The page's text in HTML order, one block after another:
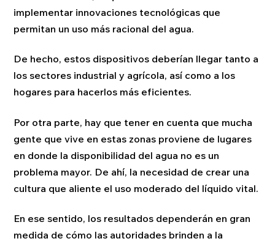
implementar innovaciones tecnológicas que
permitan un uso más racional del agua.
De hecho, estos dispositivos deberían llegar tanto a
los sectores industrial y agrícola, así como a los
hogares para hacerlos más eficientes.
Por otra parte, hay que tener en cuenta que mucha
gente que vive en estas zonas proviene de lugares
en donde la disponibilidad del agua no es un
problema mayor. De ahí, la necesidad de crear una
cultura que aliente el uso moderado del líquido vital.
En ese sentido, los resultados dependerán en gran
medida de cómo las autoridades brinden a la